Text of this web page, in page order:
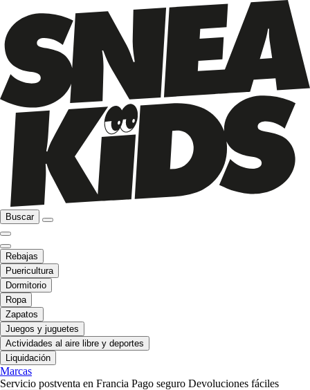
Buscar
Rebajas
Puericultura
Dormitorio
Ropa
Zapatos
Juegos y juguetes
Actividades al aire libre y deportes
Liquidación
Marcas
Servicio postventa en Francia Pago seguro Devoluciones fáciles